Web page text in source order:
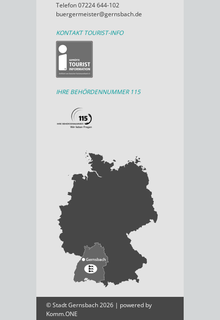
Telefon 07224 644-102
buergermeister@gernsbach.de
KONTAKT TOURIST-INFO
IHRE BEHÖRDENNUMMER 115
© Stadt Gernsbach 2026 | powered by
Komm.ONE